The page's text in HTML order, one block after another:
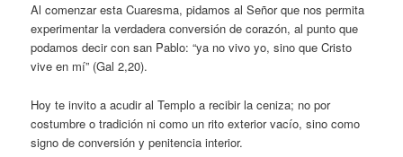
Al comenzar esta Cuaresma, pidamos al Señor que nos permita
experimentar la verdadera conversión de corazón, al punto que
podamos decir con san Pablo: “ya no vivo yo, sino que Cristo
vive en mí” (Gal 2,20).
Hoy te invito a acudir al Templo a recibir la ceniza; no por
costumbre o tradición ni como un rito exterior vacío, sino como
signo de conversión y penitencia interior.